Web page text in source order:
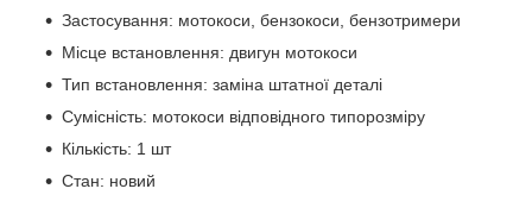
Застосування: мотокоси, бензокоси, бензотримери
Місце встановлення: двигун мотокоси
Тип встановлення: заміна штатної деталі
Сумісність: мотокоси відповідного типорозміру
Кількість: 1 шт
Стан: новий